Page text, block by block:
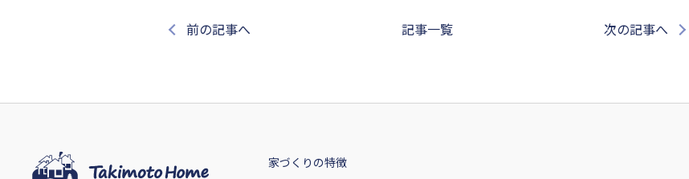
前の記事へ 記事一覧 次の記事へ
家づくりの特徴